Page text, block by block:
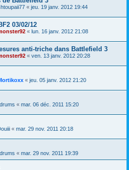
« jeu. 19 janv. 2012 19:44
03/02/12
« lun. 16 janv. 2012 21:08
anti-triche dans Battlefield 3
« ven. 13 janv. 2012 20:28
« jeu. 05 janv. 2012 21:20
« mar. 06 déc. 2011 15:20
« mar. 29 nov. 2011 20:18
« mar. 29 nov. 2011 19:39